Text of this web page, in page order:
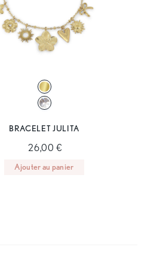
BRACELET JULITA
26,00 €
Ajouter au panier